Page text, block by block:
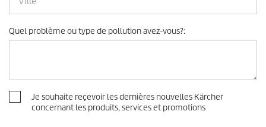
Quel problème ou type de pollution avez-vous?:
Je souhaite reçevoir les dernières nouvelles Kärcher
concernant les produits, services et promotions